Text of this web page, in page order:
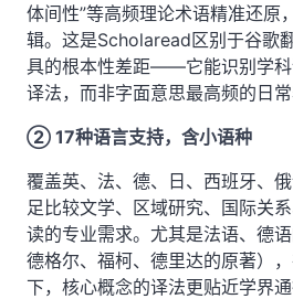
体间性”等高频理论术语精准还原
辑。这是Scholaread区别于谷歌
具的根本性差距——它能识别学
译法，而非字面意思最高频的日常
② 17种语言支持，含小语种
覆盖英、法、德、日、西班牙、
足比较文学、区域研究、国际关
读的专业需求。尤其是法语、德
德格尔、福柯、德里达的原著）
下，核心概念的译法更贴近学界